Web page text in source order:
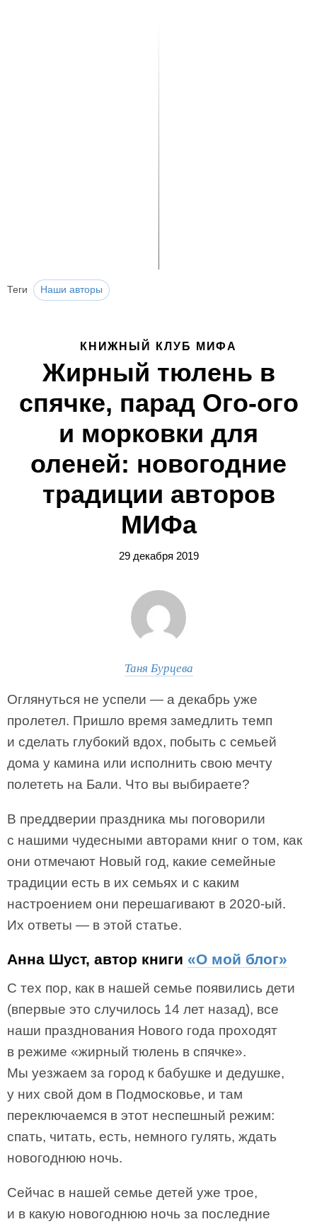
Теги Наши авторы
КНИЖНЫЙ КЛУБ МИФА
Жирный тюлень в
спячке, парад Ого-ого
и морковки для
оленей: новогодние
традиции авторов
МИФа
29 декабря 2019
Таня Бурцева
Оглянуться не успели — а декабрь уже
пролетел. Пришло время замедлить темп
и сделать глубокий вдох, побыть с семьей
дома у камина или исполнить свою мечту
полететь на Бали. Что вы выбираете?
В преддверии праздника мы поговорили
с нашими чудесными авторами книг о том, как
они отмечают Новый год, какие семейные
традиции есть в их семьях и с каким
настроением они перешагивают в 2020-ый.
Их ответы — в этой статье.
Анна Шуст, автор книги «О мой блог»
С тех пор, как в нашей семье появились дети
(впервые это случилось 14 лет назад), все
наши празднования Нового года проходят
в режиме «жирный тюлень в спячке».
Мы уезжаем за город к бабушке и дедушке,
у них свой дом в Подмосковье, и там
переключаемся в этот неспешный режим:
спать, читать, есть, немного гулять, ждать
новогоднюю ночь.
Сейчас в нашей семье детей уже трое,
и в какую новогоднюю ночь за последние